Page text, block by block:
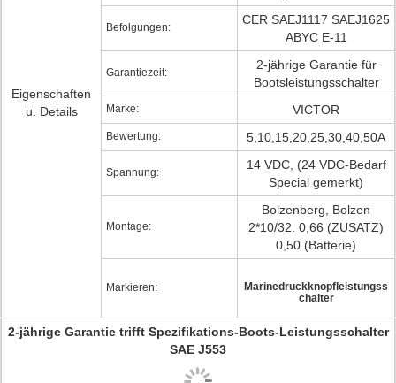
Eigenschaften
u. Details
Befolgungen:
CER SAEJ1117 SAEJ1625
ABYC E-11
Garantiezeit:
2-jährige Garantie für
Bootsleistungsschalter
Marke: VICTOR
Bewertung: 5,10,15,20,25,30,40,50A
Spannung:
14 VDC, (24 VDC-Bedarf
Special gemerkt)
Montage:
Bolzenberg, Bolzen
2*10/32. 0,66 (ZUSATZ)
0,50 (Batterie)
Markieren:
Marinedruckknopfleistungss
chalter
2-jährige Garantie trifft Spezifikations-Boots-Leistungsschalter
SAE J553